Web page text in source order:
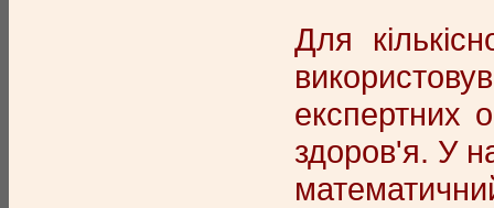
Для
експертних
здоров'я. У